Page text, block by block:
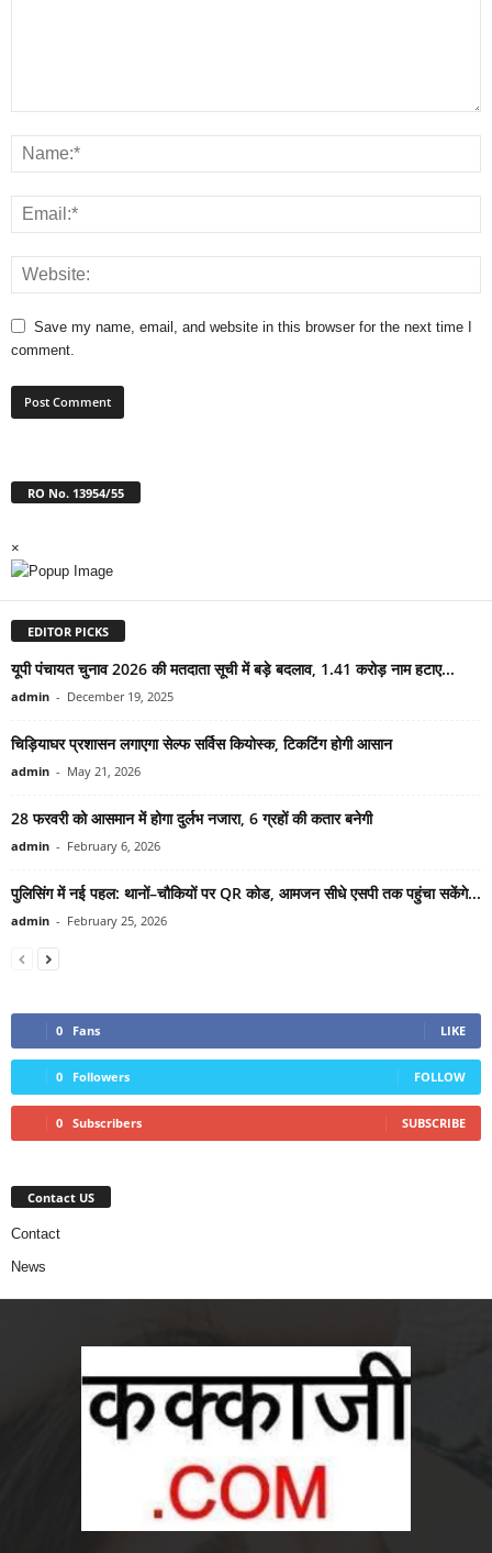
Save my name, email, and website in this browser for the next time I
comment.
RO No. 13954/55
×
EDITOR PICKS
यूपी पंचायत चुनाव 2026 की मतदाता सूची में बड़े बदलाव, 1.41 करोड़ नाम हटाए...
admin - December 19, 2025
चिड़ियाघर प्रशासन लगाएगा सेल्फ सर्विस कियोस्क, टिकटिंग होगी आसान
admin - May 21, 2026
28 फरवरी को आसमान में होगा दुर्लभ नजारा, 6 ग्रहों की कतार बनेगी
admin - February 6, 2026
पुलिसिंग में नई पहल: थानों–चौकियों पर QR कोड, आमजन सीधे एसपी तक पहुंचा सकेंगे...
admin - February 25, 2026
0 Fans LIKE
0 Followers FOLLOW
0 Subscribers SUBSCRIBE
Contact US
Contact
News